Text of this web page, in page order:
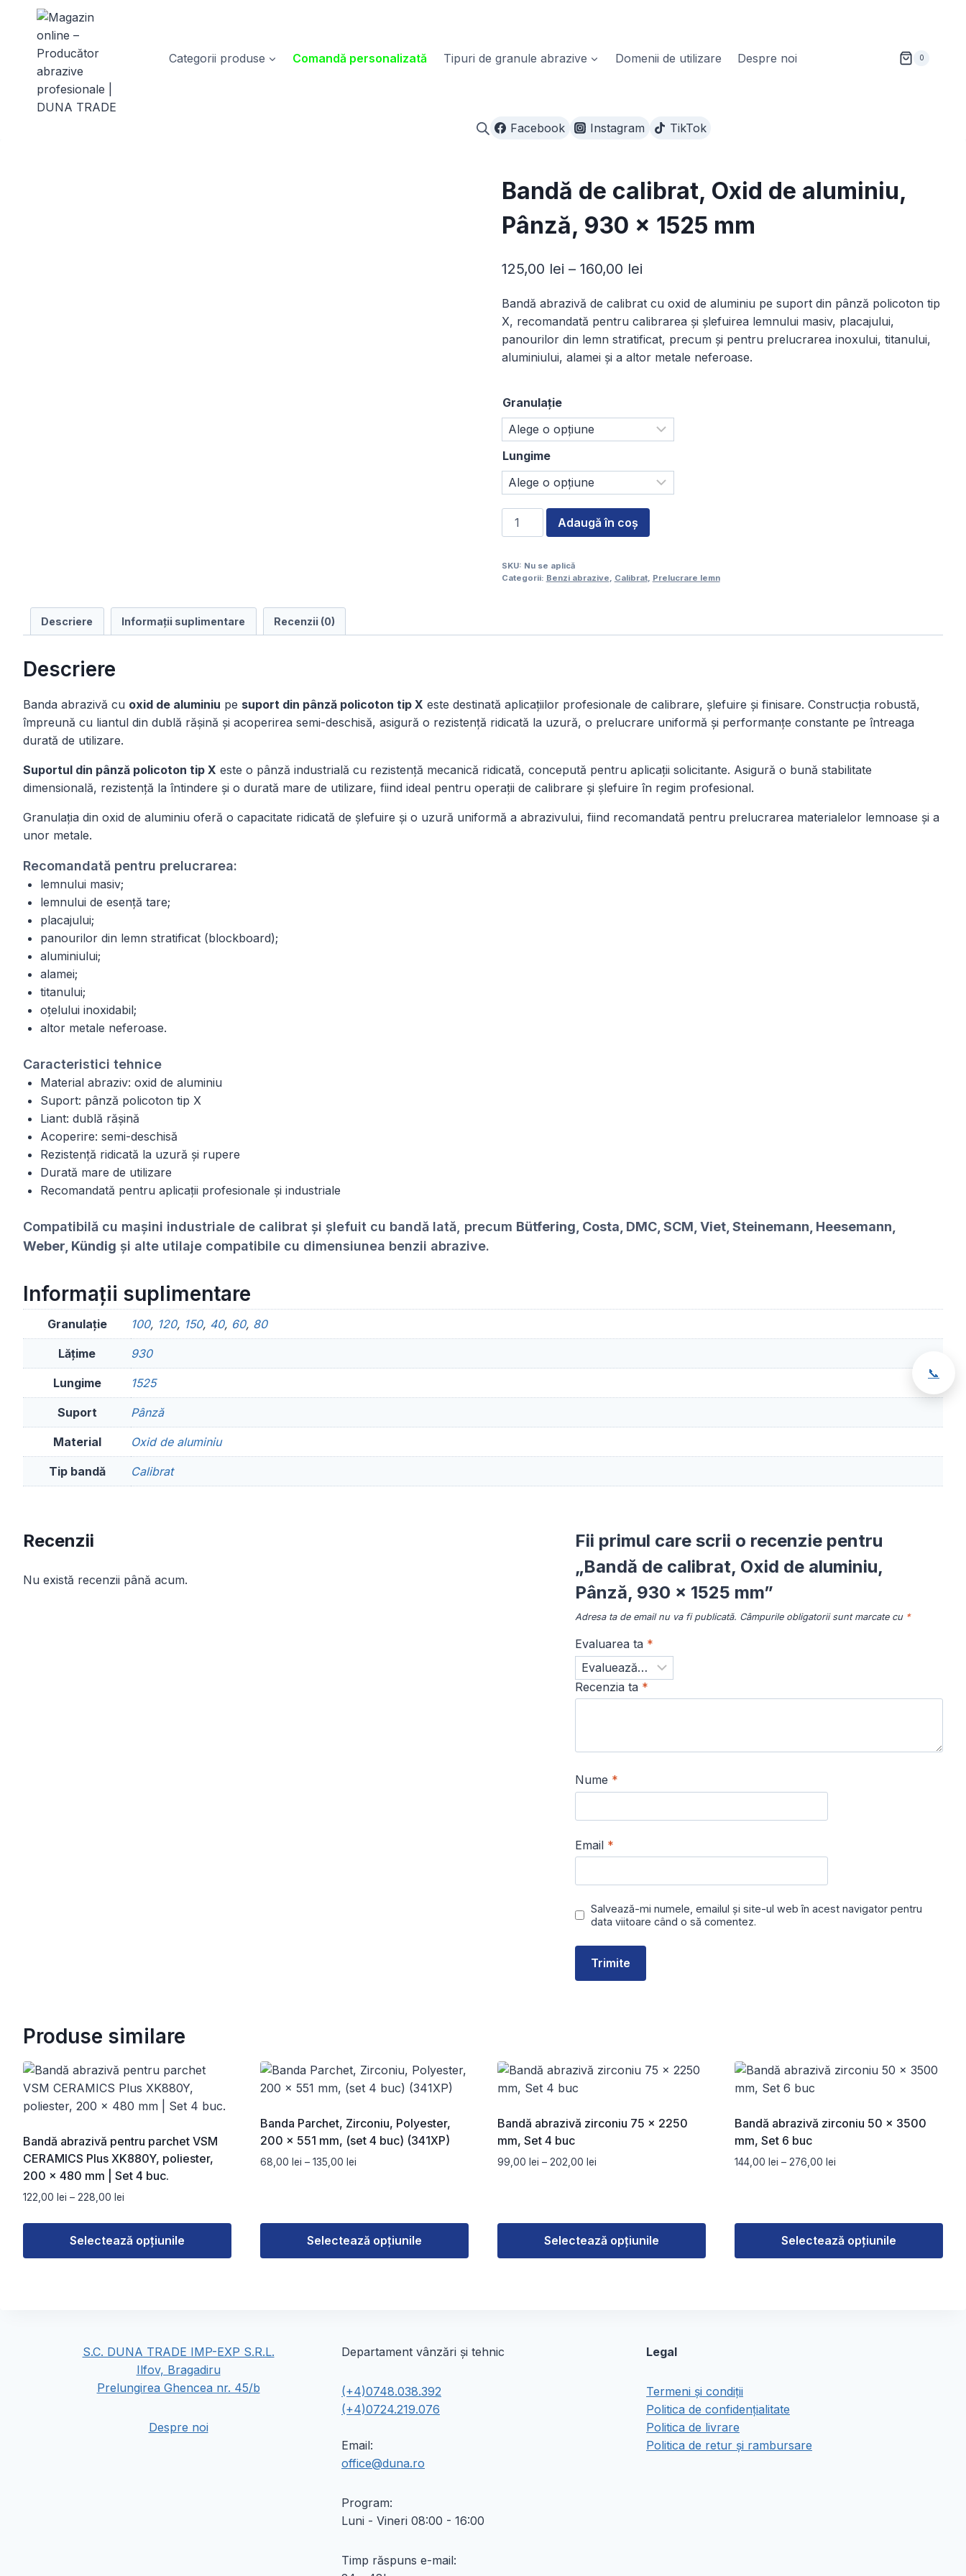
content
Categorii produse
Comandă personalizată Tipuri de granule abrazive Domenii de utilizare Despre noi 0
Facebook Instagram TikTok
Bandă de calibrat, Oxid de aluminiu,
Pânză, 930 x 1525 mm
125,00 lei – 160,00 leiInterval
prețuri:
125,00 lei
până
Bandă abrazivă de calibrat cu oxid de aluminiu pe suport din pânză policoton tip
X, recomandată pentru calibrarea și șlefuirea lemnului masiv, placajului,
panourilor din lemn stratificat, precum și pentru prelucrarea inoxului, titanului,
aluminiului, alamei și a altor metale neferoase.
Granulație
Lungime
Cantitate
Bandă
calibrat,
mm
Adaugă în coș
SKU: Nu se aplică
Categorii: Benzi abrazive, Calibrat, Prelucrare lemn
Descriere Informații suplimentare Recenzii (0)
Descriere
Banda abrazivă cu oxid de aluminiu pe suport din pânză policoton tip X este destinată aplicațiilor profesionale de calibrare, șlefuire și finisare. Construcția robustă,
împreună cu liantul din dublă rășină și acoperirea semi-deschisă, asigură o rezistență ridicată la uzură, o prelucrare uniformă și performanțe constante pe întreaga
durată de utilizare.
Suportul din pânză policoton tip X este o pânză industrială cu rezistență mecanică ridicată, concepută pentru aplicații solicitante. Asigură o bună stabilitate
dimensională, rezistență la întindere și o durată mare de utilizare, fiind ideal pentru operații de calibrare și șlefuire în regim profesional.
Granulația din oxid de aluminiu oferă o capacitate ridicată de șlefuire și o uzură uniformă a abrazivului, fiind recomandată pentru prelucrarea materialelor lemnoase și a
unor metale.
Recomandată pentru prelucrarea:
lemnului masiv;
lemnului de esență tare;
placajului;
panourilor din lemn stratificat (blockboard);
aluminiului;
alamei;
titanului;
oțelului inoxidabil;
altor metale neferoase.
Caracteristici tehnice
Material abraziv: oxid de aluminiu
Suport: pânză policoton tip X
Liant: dublă rășină
Acoperire: semi-deschisă
Rezistență ridicată la uzură și rupere
Durată mare de utilizare
Recomandată pentru aplicații profesionale și industriale
Compatibilă cu mașini industriale de calibrat și șlefuit cu bandă lată, precum Bütfering, Costa, DMC, SCM, Viet, Steinemann, Heesemann,
Weber, Kündig și alte utilaje compatibile cu dimensiunea benzii abrazive.
Informații suplimentare
Granulație 100, 120, 150, 40, 60, 80
Lățime 930
Lungime 1525
Suport Pânză
Material Oxid de aluminiu
Tip bandă Calibrat
Recenzii
Nu există recenzii până acum.
Fii primul care scrii o recenzie pentru
„Bandă de calibrat, Oxid de aluminiu,
Pânză, 930 x 1525 mm”
Adresa ta de email nu va fi publicată. Câmpurile obligatorii sunt marcate cu *
Evaluarea ta *
Recenzia ta *
Nume *
Email *
Salvează-mi numele, emailul și site-ul web în acest navigator pentru
data viitoare când o să comentez.
Produse similare
Bandă abrazivă pentru parchet VSM
CERAMICS Plus XK880Y, poliester,
200 × 480 mm | Set 4 buc.
122,00 lei – 228,00 lei
prețuri:
122,00 lei
până
Selectează opțiunile
Banda Parchet, Zirconiu, Polyester,
200 x 551 mm, (set 4 buc) (341XP)
68,00 lei – 135,00 lei
până
la
Selectează opțiunile
variații.
pot
Bandă abrazivă zirconiu 75 x 2250
mm, Set 4 buc
99,00 lei – 202,00 lei
până
la
Selectează opțiunile
variații.
Bandă abrazivă zirconiu 50 x 3500
mm, Set 6 buc
144,00 lei – 276,00 lei
până
la
Selectează opțiunile
pot
fi
alese
în
S.C. DUNA TRADE IMP-EXP S.R.L.
Ilfov, Bragadiru
Prelungirea Ghencea nr. 45/b
Despre noi
Departament vânzări și tehnic
(+4)0748.038.392
(+4)0724.219.076
Email:
office@duna.ro
Program:
Luni - Vineri 08:00 - 16:00
Timp răspuns e-mail:
Legal
Termeni și condiții
Politica de confidențialitate
Politica de livrare
Politica de retur și rambursare
📞